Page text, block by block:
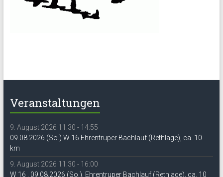
Veranstaltungen
9. August 2026 11:30 - 14:55
09.08.2026 (So.) W 16 Ehrentruper Bachlauf (Rethlage), ca. 10
km
9. August 2026 11:30 - 16:00
W 16 , 09.08.2026 (So.), Ehrentruper Bachlauf (Rethlage), ca. 10